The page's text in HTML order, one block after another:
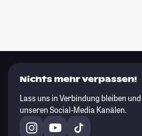
Nichts mehr verpassen!
Lass uns in Verbindung bleiben
unseren Social-Media Kanälen.